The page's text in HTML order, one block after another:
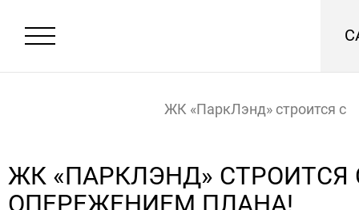
ЖК «ПаркЛэнд» строится с
ЖК «ПАРКЛЭНД» СТРОИТСЯ
ОПЕРЕЖЕНИЕМ ПЛАНА!